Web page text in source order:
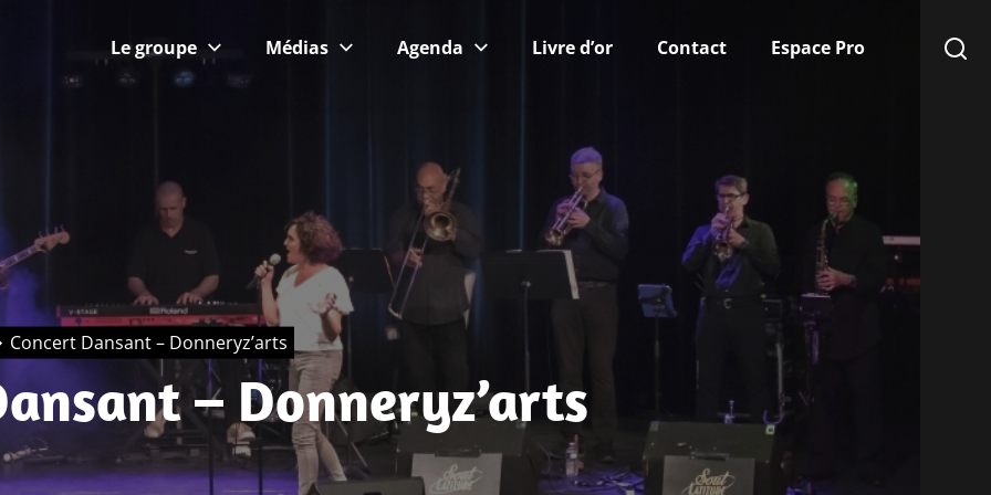
Le groupe Médias Agenda Livre d’or Contact Espace Pro
Concert Dansant – Donneryz’arts
– Donneryz’arts